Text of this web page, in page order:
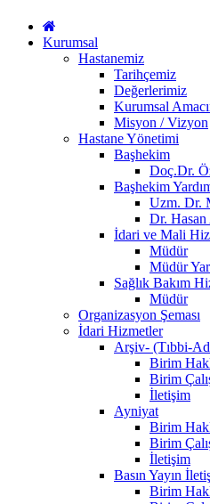
Kurumsal
Hastanemiz
Tarihçemiz
Değerlerimiz
Kurumsal
Misyon / Vizyon
Hastane Yönetimi
Başhekim
Doç.Dr.
Başhekim
Uzm. Dr.
Dr.
İdari ve Mali
Müdür
Müdür
Sağlık Bakım
Müdür
Organizasyon Şeması
İdari Hizmetler
Arşiv- (Tıbbi-
Birim
Birim
İletişim
Ayniyat
Birim
Birim
İletişim
Basın Yayın
Birim